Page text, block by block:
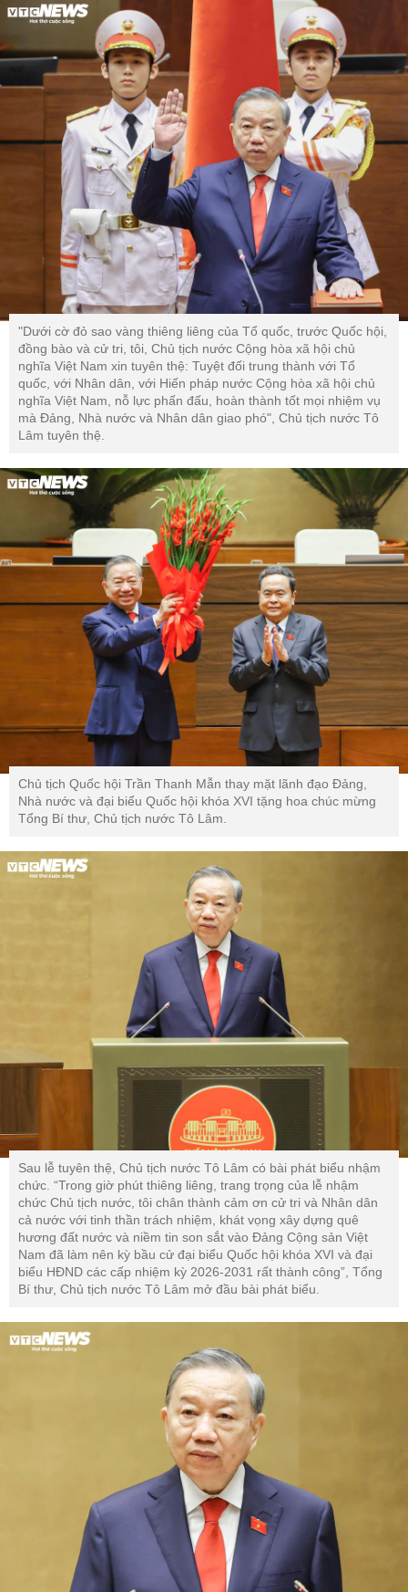
"Dưới cờ đỏ sao vàng thiêng liêng của Tổ quốc, trước Quốc hội,
đồng bào và cử tri, tôi, Chủ tịch nước Cộng hòa xã hội chủ
nghĩa Việt Nam xin tuyên thệ: Tuyệt đối trung thành với Tổ
quốc, với Nhân dân, với Hiến pháp nước Cộng hòa xã hội chủ
nghĩa Việt Nam, nỗ lực phấn đấu, hoàn thành tốt mọi nhiệm vụ
mà Đảng, Nhà nước và Nhân dân giao phó", Chủ tịch nước Tô
Lâm tuyên thệ.
Chủ tịch Quốc hội Trần Thanh Mẫn thay mặt lãnh đạo Đảng,
Nhà nước và đại biểu Quốc hội khóa XVI tặng hoa chúc mừng
Tổng Bí thư, Chủ tịch nước Tô Lâm.
Sau lễ tuyên thệ, Chủ tịch nước Tô Lâm có bài phát biểu nhậm
chức. “Trong giờ phút thiêng liêng, trang trọng của lễ nhậm
chức Chủ tịch nước, tôi chân thành cảm ơn cử tri và Nhân dân
cả nước với tinh thần trách nhiệm, khát vọng xây dựng quê
hương đất nước và niềm tin son sắt vào Đảng Cộng sản Việt
Nam đã làm nên kỳ bầu cử đại biểu Quốc hội khóa XVI và đại
biểu HĐND các cấp nhiệm kỳ 2026-2031 rất thành công”, Tổng
Bí thư, Chủ tịch nước Tô Lâm mở đầu bài phát biểu.